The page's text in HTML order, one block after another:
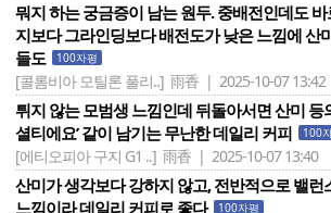
뭐지 하는 궁금증이 남는 원두. 중배전인데도
지보다 그라인딩보다 배전도가 낮은 느낌에 산
들도
100자평
[콜롬비아 모틸론 풀리..] 雨香 | 2025-10-07 13:42
튀지 않는 모범생 느낌인데 뒤돌아서면 산미 등
셜티에요’ 같이 남기는 무난한 데일리 커피
100
[에티오피아 구지 G1 ..] 雨香 | 2025-10-07 13:40
산미가 생각보다 강하지 않고, 전반적으로 밸런
느낌이라 데일리 커피로 좋다
100자평